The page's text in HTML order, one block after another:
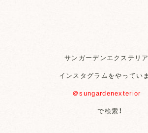
サンガーデンエクステリ
インスタグラムをやってい
＠sungardenexterior
で検索！